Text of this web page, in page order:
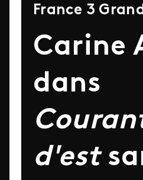
France 3
Carine
dans
d'est